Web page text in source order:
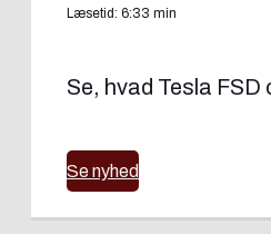
Læsetid: 6:33 min
Se, hvad Tesla
Se nyhed